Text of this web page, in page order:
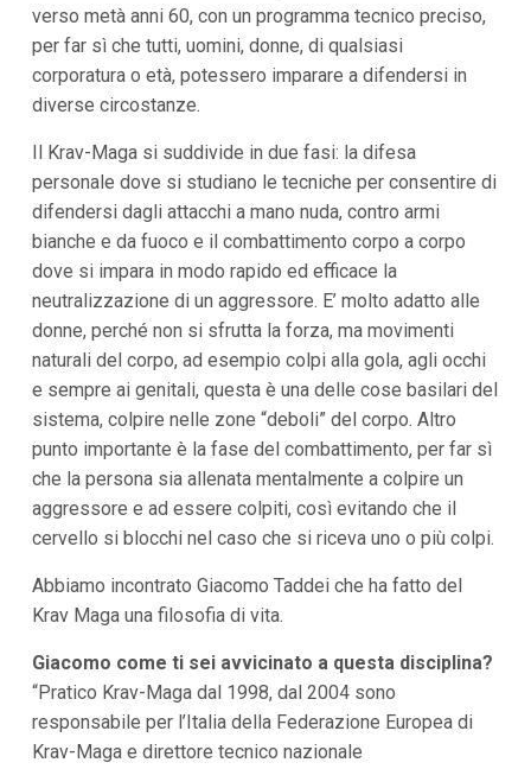
V
a
a
M
n
ù
r
i
c
i
a
l
V
a
i
n
f
d
o
verso metà anni 60, con un programma tecnico preciso,
per far sì che tutti, uomini, donne, di qualsiasi
corporatura o età, potessero imparare a difendersi in
diverse circostanze.
Il Krav-Maga si suddivide in due fasi: la difesa
personale dove si studiano le tecniche per consentire di
difendersi dagli attacchi a mano nuda, contro armi
bianche e da fuoco e il combattimento corpo a corpo
dove si impara in modo rapido ed efficace la
neutralizzazione di un aggressore. E’ molto adatto alle
donne, perché non si sfrutta la forza, ma movimenti
naturali del corpo, ad esempio colpi alla gola, agli occhi
e sempre ai genitali, questa è una delle cose basilari del
sistema, colpire nelle zone “deboli” del corpo. Altro
punto importante è la fase del combattimento, per far sì
che la persona sia allenata mentalmente a colpire un
aggressore e ad essere colpiti, così evitando che il
cervello si blocchi nel caso che si riceva uno o più colpi.
Abbiamo incontrato Giacomo Taddei che ha fatto del
Krav Maga una filosofia di vita.
Giacomo come ti sei avvicinato a questa disciplina?
“Pratico Krav-Maga dal 1998, dal 2004 sono
responsabile per l’Italia della Federazione Europea di
Krav-Maga e direttore tecnico nazionale